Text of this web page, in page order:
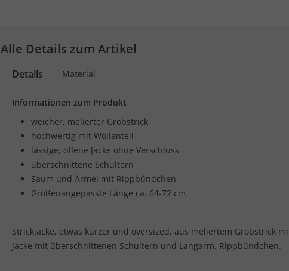
Alle Details zum Artikel
Details Material
Informationen zum Produkt
weicher, melierter Grobstrick
hochwertig mit Wollanteil
lässige, offene Jacke ohne Verschluss
überschnittene Schultern
Saum und Ärmel mit Rippbündchen
Größenangepasste Länge ca. 64-72 cm.
Strickjacke, etwas kürzer und oversized, aus meliertem Grobstrick
Jacke mit überschnittenen Schultern und Langarm. Rippbündchen.